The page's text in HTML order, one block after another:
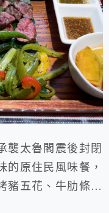
襲太魯閣震後封閉
的原住民風味餐，
豬五花、牛肋條及